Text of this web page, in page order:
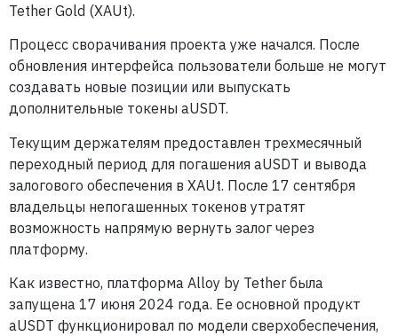
Tether Gold (XAUt).
Процесс сворачивания проекта уже начался. После
обновления интерфейса пользователи больше не могут
создавать новые позиции или выпускать
дополнительные токены aUSDT.
Текущим держателям предоставлен трехмесячный
переходный период для погашения aUSDT и вывода
залогового обеспечения в XAUt. После 17 сентября
владельцы непогашенных токенов утратят
возможность напрямую вернуть залог через
платформу.
Как известно, платформа Alloy by Tether была
запущена 17 июня 2024 года. Ее основной продукт
aUSDT функционировал по модели сверхобеспечения,